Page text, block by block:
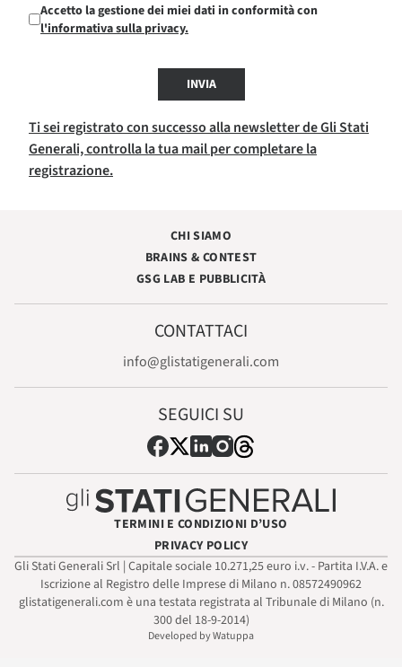
Accetto la gestione dei miei dati in conformità con
l'informativa sulla privacy.
INVIA
Ti sei registrato con successo alla newsletter de Gli Stati
Generali, controlla la tua mail per completare la
registrazione.
CHI SIAMO
BRAINS & CONTEST
GSG LAB E PUBBLICITÀ
CONTATTACI
info@glistatigenerali.com
SEGUICI SU
TERMINI E CONDIZIONI D’USO
PRIVACY POLICY
Gli Stati Generali Srl | Capitale sociale 10.271,25 euro i.v. - Partita I.V.A. e
Iscrizione al Registro delle Imprese di Milano n. 08572490962
glistatigenerali.com è una testata registrata al Tribunale di Milano (n.
300 del 18-9-2014)
Developed by Watuppa